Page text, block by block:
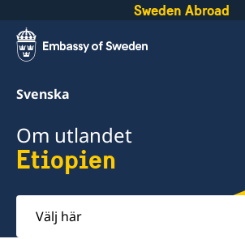
Sweden Abroad
Svenska
Om utlandet
Etiopien
Välj
här